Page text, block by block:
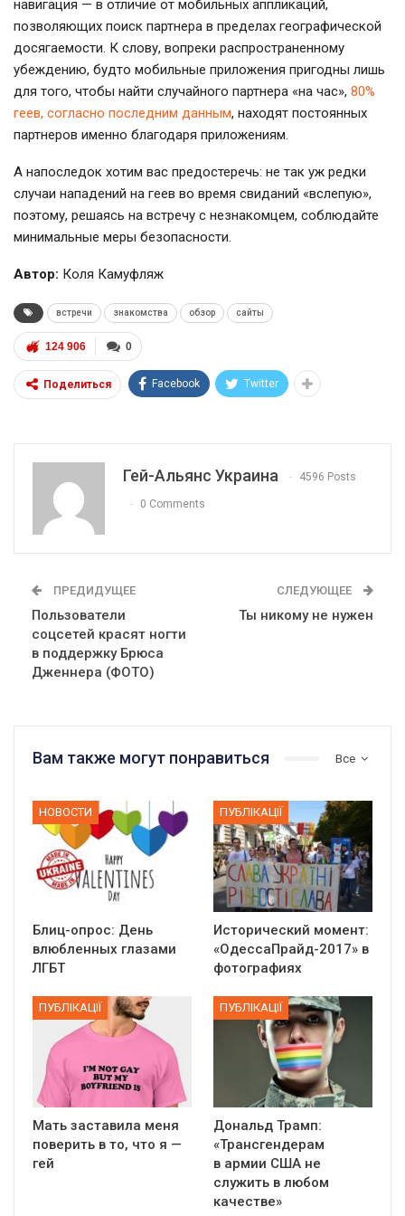
навигация — в отличие от мобильных аппликаций,
позволяющих поиск партнера в пределах географической
досягаемости. К слову, вопреки распространенному
убеждению, будто мобильные приложения пригодны лишь
для того, чтобы найти случайного партнера «на час», 80%
геев, согласно последним данным, находят постоянных
партнеров именно благодаря приложениям.
А напоследок хотим вас предостеречь: не так уж редки
случаи нападений на геев во время свиданий «вслепую»,
поэтому, решаясь на встречу с незнакомцем, соблюдайте
минимальные меры безопасности.
Автор: Коля Камуфляж
встречи знакомства обзор сайты
0
124 906
Поделиться Facebook Twitter
Гей-Альянс Украина 4596 Posts
0 Comments
ПРЕДИДУЩЕЕ
Пользователи
соцсетей красят ногти
в поддержку Брюса
Дженнера (ФОТО)
СЛЕДУЮЩЕЕ
Ты никому не нужен
Все
Вам также могут понравиться
НОВОСТИ
Блиц-опрос: День
влюбленных глазами
ЛГБТ
ПУБЛІКАЦІЇ
Исторический момент:
«ОдессаПрайд-2017» в
фотографиях
ПУБЛІКАЦІЇ
Мать заставила меня
поверить в то, что я —
гей
ПУБЛІКАЦІЇ
Дональд Трамп:
«Трансгендерам
в армии США не
служить в любом
качестве»